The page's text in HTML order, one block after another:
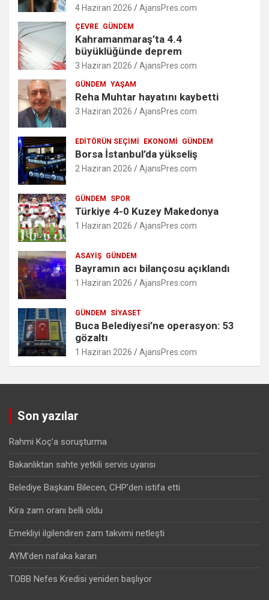
4 Haziran 2026 AjansPres.com
ÇEVRE GÜNDEM
Kahramanmaraş’ta 4.4
büyüklüğünde deprem
3 Haziran 2026 AjansPres.com
GÜNDEM YAŞAM
Reha Muhtar hayatını kaybetti
3 Haziran 2026 AjansPres.com
EDITÖRÜN SEÇIMI EKONOMI GÜNDEM
Borsa İstanbul’da yükseliş
2 Haziran 2026 AjansPres.com
GÜNDEM SPOR
Türkiye 4-0 Kuzey Makedonya
1 Haziran 2026 AjansPres.com
ASAYIŞ GÜNDEM
Bayramın acı bilançosu açıklandı
1 Haziran 2026 AjansPres.com
GÜNDEM SIYASET
Buca Belediyesi’ne operasyon: 53
gözaltı
1 Haziran 2026 AjansPres.com
Son yazılar
Rahmi Koç’a soruşturma
Bakanlıktan sahte yetkili servis uyarısı
Belediye Başkanı Bilecen, CHP’den istifa etti
Kira zam oranı belli oldu
Emekliyi ilgilendiren zam takvimi netleşti
AYM’den nafaka kararı
TOBB Nefes Kredisi yeniden başlıyor